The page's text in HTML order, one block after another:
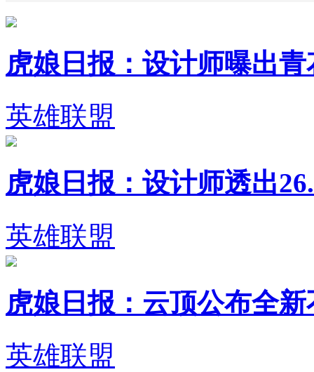
虎娘日报：设计师曝出
英雄联盟
虎娘日报：设计师透出
英雄联盟
虎娘日报：云顶公布全
英雄联盟